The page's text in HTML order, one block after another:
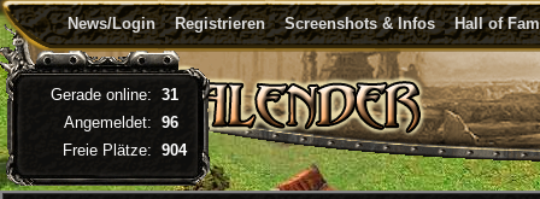
News/Login Registrieren Screenshots & Infos Hall of
Gerade online: 31
Angemeldet: 96
Freie Plätze: 904